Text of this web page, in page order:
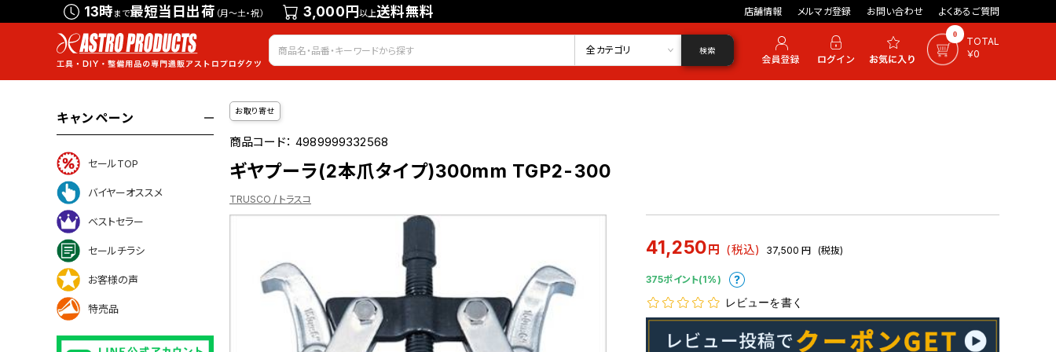
13時まで最短当日出荷 （月～土・祝） 3,000円以上送料無料 店舗情報 メルマガ登録 お問い合わせ よくあるご質問
会員登録 ログイン お気に入り 0
TOTAL
￥0
全カテゴリ 検索
キャンペーン
セールTOP
バイヤーオススメ
ベストセラー
セールチラシ
お客様の声
特売品
お取り寄せ
商品コード：4989999332568
ギヤプーラ(2本爪タイプ)300mm TGP2-300
TRUSCO / トラスコ
41,250円 (税込) 37,500 円 (税抜)
375ポイント(1%)
レビューを書く